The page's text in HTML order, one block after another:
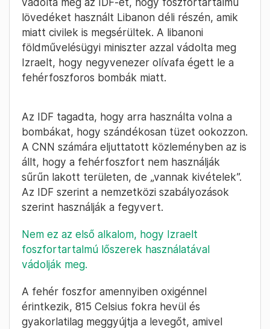
lövedéket használt Libanon déli részén, amik
miatt civilek is megsérültek. A libanoni
földművelésügyi miniszter azzal vádolta meg
Izraelt, hogy negyvenezer olívafa égett le a
fehérfoszforos bombák miatt.
Az IDF tagadta, hogy arra használta volna a
bombákat, hogy szándékosan tüzet ookozzon.
A CNN számára eljuttatott közleményben az is
állt, hogy a fehérfoszfort nem használják
sűrűn lakott területen, de „vannak kivételek”.
Az IDF szerint a nemzetközi szabályozások
szerint használják a fegyvert.
Nem ez az első alkalom, hogy Izraelt
foszfortartalmú lőszerek használatával
vádolják meg.
A fehér foszfor amennyiben oxigénnel
érintkezik, 815 Celsius fokra hevül és
gyakorlatilag meggyújtja a levegőt, amivel